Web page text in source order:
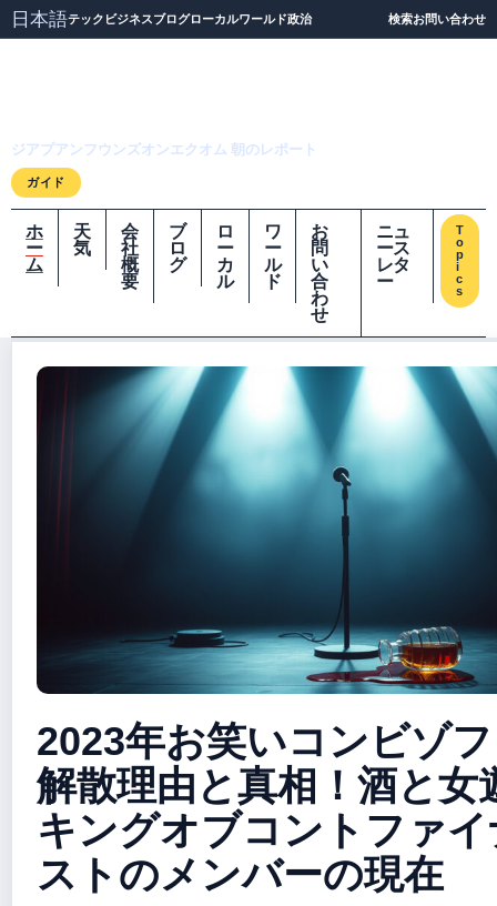
日本語テック ビジネスブログローカルワールド政治 検索お問い合わせ
ジアプアンフウンズオンエクオム 朝のレポート
ガイド
ホ
ー
ム
天
気
会
社
概
要
ブ
ロ
グ
ロ
ー
カ
ル
ワ
ー
ル
ド
お
問
い
合
わ
せ
ニュ
ース
レタ
ー
T
o
p
i
c
s
2023年お笑いコンビゾ
解散理由と真相！酒と女
キングオブコントファ
ストのメンバーの現在